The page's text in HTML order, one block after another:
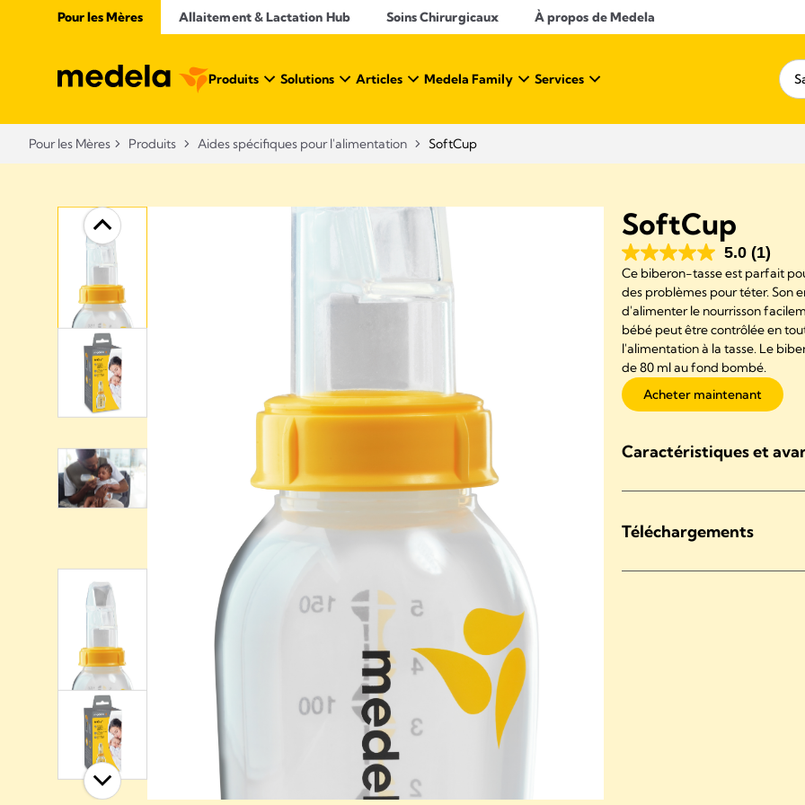
Pour les Mères Allaitement & Lactation Hub Soins Chirurgicaux À propos de Medela
Produits Solutions Articles Medela Family Services
Pour les Mères Produits Aides spécifiques pour l'alimentation​ SoftCup
SoftCup
5.0 (1)
Ce biberon-tasse est parfait
des problèmes pour téter. Son
d'alimenter le nourrisson
bébé peut être contrôlée en
l'alimentation à la tasse. Le
de 80 ml au fond bombé.
Acheter maintenant
Caractéristiques et
Téléchargements